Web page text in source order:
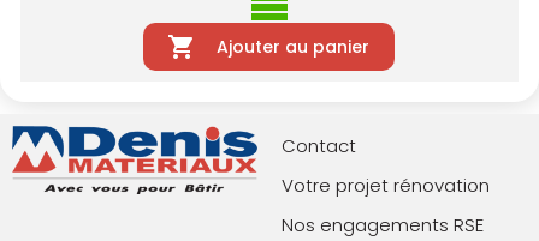
Ajouter au panier
Contact
Votre projet rénovation
Nos engagements RSE